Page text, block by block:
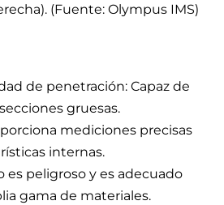
(Fuente: Olympus IMS)
de penetración: Capaz de
gruesas.
mediciones precisas
internas.
es peligroso y es adecuado
gama de materiales.